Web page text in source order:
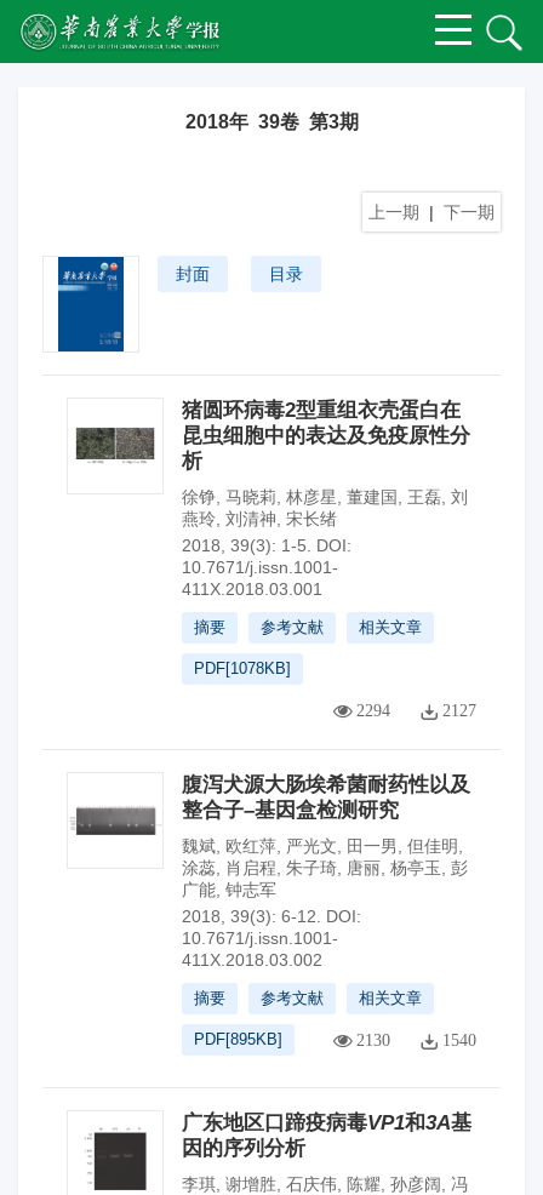
2018年 39卷 第3期
上一期 | 下一期
封面 目录
猪圆环病毒2型重组衣壳蛋白在
昆虫细胞中的表达及免疫原性分
析
徐铮 马晓莉 林彦星 董建国 王磊 刘
燕玲 刘清神 宋长绪
2018, 39(3): 1-5.
DOI:
10.7671/j.issn.1001-
411X.2018.03.001
摘要 参考文献 相关文章
PDF[1078KB]
2294 2127
腹泻犬源大肠埃希菌耐药性以及
整合子–基因盒检测研究
魏斌 欧红萍 严光文 田一男 但佳明
涂蕊 肖启程 朱子琦 唐丽 杨亭玉
彭
广能 钟志军
2018, 39(3): 6-12.
DOI:
10.7671/j.issn.1001-
411X.2018.03.002
摘要 参考文献 相关文章
PDF[895KB] 2130 1540
广东地区口蹄疫病毒VP1和3A基
因的序列分析
李琪 谢增胜 石庆伟 陈耀 孙彦阔
冯